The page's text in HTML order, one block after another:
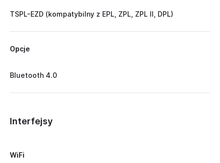
TSPL-EZD (kompatybilny z EPL, ZPL, ZPL II, DPL)
Opcje
Bluetooth 4.0
Interfejsy
WiFi